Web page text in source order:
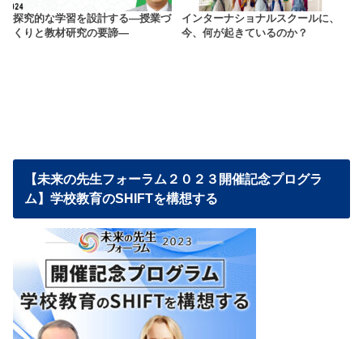
探究的な学習を設計する―授業づ
くりと教材研究の要諦―
インターナショナルスクールに、
今、何が起きているのか？
【未来の先生フォーラム２０２３開催記念プログラ
ム】学校教育のSHIFTを構想する